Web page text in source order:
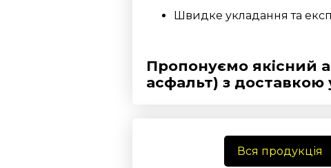
Швидке укладання та
Пропонуємо якісний
асфальт) з доставкою
Вся продукція